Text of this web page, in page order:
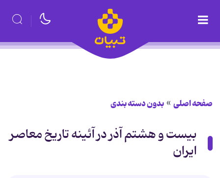
صفحه اصلی بدون دسته بندی
بيست و هشتم آذر در آئينه تاريخ معاصر
ايران